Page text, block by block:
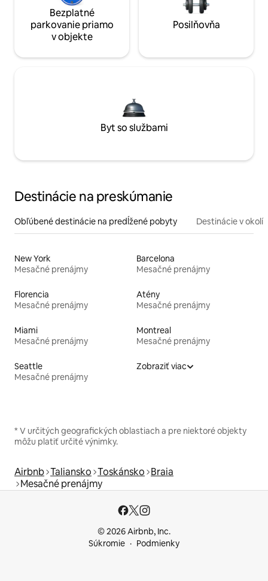
Bezplatné
parkovanie priamo
v objekte
Posilňovňa
Byt so službami
Destinácie na preskúmanie
Obľúbené destinácie na predĺžené pobyty Destinácie v okolí
New York
Mesačné prenájmy
Barcelona
Mesačné prenájmy
Florencia
Mesačné prenájmy
Atény
Mesačné prenájmy
Miami
Mesačné prenájmy
Montreal
Mesačné prenájmy
Seattle
Mesačné prenájmy
Zobraziť viac
* V určitých geografických oblastiach a pre niektoré objekty
môžu platiť určité výnimky.
Airbnb Taliansko Toskánsko Braia
Mesačné prenájmy
© 2026 Airbnb, Inc.
Súkromie
Podmienky